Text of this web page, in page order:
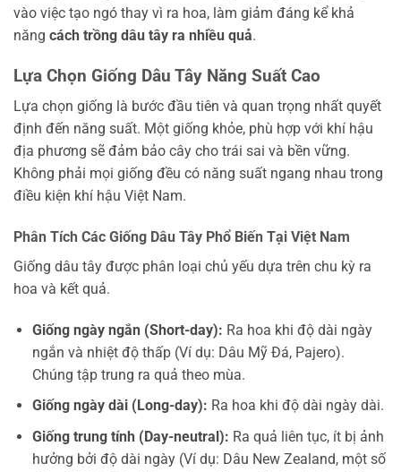
vào việc tạo ngó thay vì ra hoa, làm giảm đáng kể khả
năng cách trồng dâu tây ra nhiều quả.
Lựa Chọn Giống Dâu Tây Năng Suất Cao
Lựa chọn giống là bước đầu tiên và quan trọng nhất quyết
định đến năng suất. Một giống khỏe, phù hợp với khí hậu
địa phương sẽ đảm bảo cây cho trái sai và bền vững.
Không phải mọi giống đều có năng suất ngang nhau trong
điều kiện khí hậu Việt Nam.
Phân Tích Các Giống Dâu Tây Phổ Biến Tại Việt Nam
Giống dâu tây được phân loại chủ yếu dựa trên chu kỳ ra
hoa và kết quả.
Giống ngày ngắn (Short-day): Ra hoa khi độ dài ngày
ngắn và nhiệt độ thấp (Ví dụ: Dâu Mỹ Đá, Pajero).
Chúng tập trung ra quả theo mùa.
Giống ngày dài (Long-day): Ra hoa khi độ dài ngày dài.
Giống trung tính (Day-neutral): Ra quả liên tục, ít bị ảnh
hưởng bởi độ dài ngày (Ví dụ: Dâu New Zealand, một số